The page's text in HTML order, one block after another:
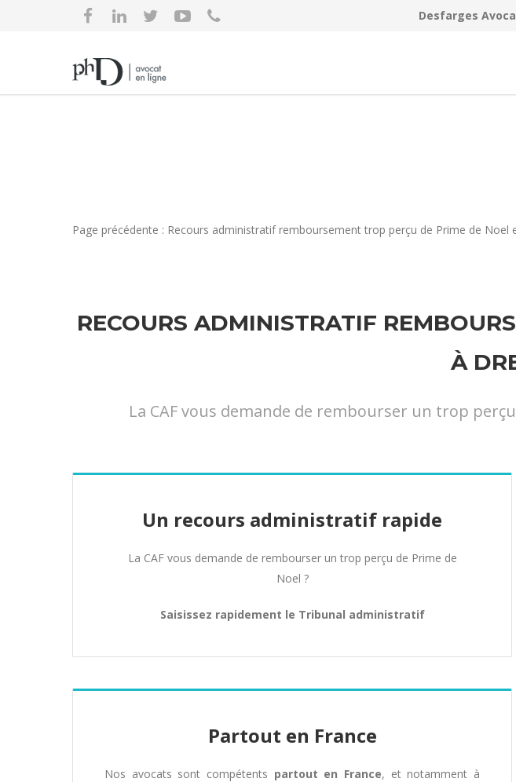
Desfarges
Page précédente : Recours administratif remboursement trop perçu de Prime de Noel
RECOURS ADMINISTRATIF
À
La CAF vous demande de rembourser un trop
Un recours administratif rapide
La CAF vous demande de rembourser un trop perçu de Prime de
Noel ?
Saisissez rapidement le Tribunal administratif
Partout en France
Nos avocats sont compétents partout en France, et notamment à